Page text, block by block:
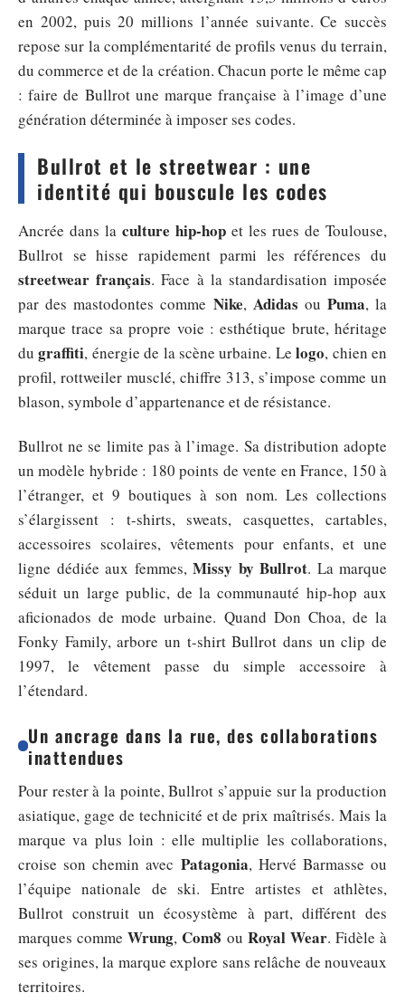
en 2002, puis 20 millions l’année suivante. Ce succès
repose sur la complémentarité de profils venus du terrain,
du commerce et de la création. Chacun porte le même cap
: faire de Bullrot une marque française à l’image d’une
génération déterminée à imposer ses codes.
Bullrot et le streetwear : une
identité qui bouscule les codes
Ancrée dans la culture hip-hop et les rues de Toulouse,
Bullrot se hisse rapidement parmi les références du
streetwear français. Face à la standardisation imposée
par des mastodontes comme Nike, Adidas ou Puma, la
marque trace sa propre voie : esthétique brute, héritage
dugraffiti, énergie de la scène urbaine. Lelogo, chien en
profil, rottweiler musclé, chiffre 313, s’impose comme un
blason, symbole d’appartenance et de résistance.
Bullrot ne se limite pas à l’image. Sa distribution adopte
un modèle hybride : 180 points de vente en France, 150 à
l’étranger, et 9 boutiques à son nom. Les collections
s’élargissent : t-shirts, sweats, casquettes, cartables,
accessoires scolaires, vêtements pour enfants, et une
ligne dédiée aux femmes, Missy by Bullrot. La marque
séduit un large public, de la communauté hip-hop aux
aficionados de mode urbaine. Quand Don Choa, de la
Fonky Family, arbore un t-shirt Bullrot dans un clip de
1997, le vêtement passe du simple accessoire à
l’étendard.
Un ancrage dans la rue, des collaborations
inattendues
Pour rester à la pointe, Bullrot s’appuie sur la production
asiatique, gage de technicité et de prix maîtrisés. Mais la
marque va plus loin : elle multiplie les collaborations,
croise son chemin avec Patagonia, Hervé Barmasse ou
l’équipe nationale de ski. Entre artistes et athlètes,
Bullrot construit un écosystème à part, différent des
marques commeWrung, Com8 ou Royal Wear. Fidèle à
ses origines, la marque explore sans relâche de nouveaux
territoires.